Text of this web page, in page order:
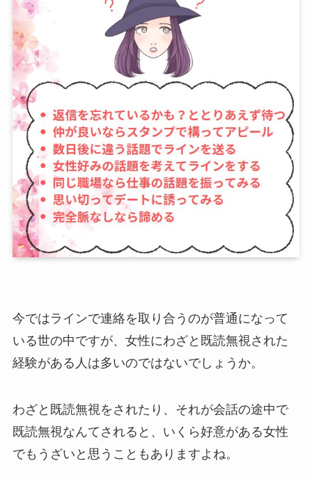
今ではラインで連絡を取り合うのが普通になって
いる世の中ですが、女性にわざと既読無視された
経験がある人は多いのではないでしょうか。
わざと既読無視をされたり、それが会話の途中で
既読無視なんてされると、いくら好意がある女性
でもうざいと思うこともありますよね。